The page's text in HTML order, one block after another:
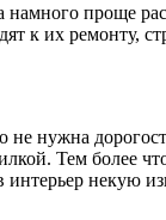
проще
к их ремонту,
нужна
Тем более
интерьер некую